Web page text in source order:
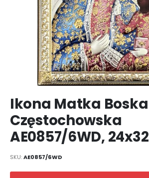
na
początek
galerii
Ikona Matka Boska
Częstochowska
AE0857/6WD, 24x32
SKU AE0857/6WD